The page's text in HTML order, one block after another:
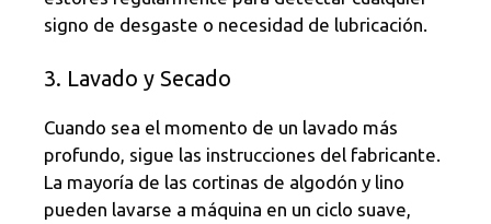
signo de desgaste o necesidad de lubricación.
3. Lavado y Secado
Cuando sea el momento de un lavado más
profundo, sigue las instrucciones del fabricante.
La mayoría de las cortinas de algodón y lino
pueden lavarse a máquina en un ciclo suave,